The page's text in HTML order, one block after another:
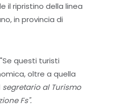
il ripristino della linea
in provincia di
questi turisti
oltre a quella
segretario al Turismo
Fs".